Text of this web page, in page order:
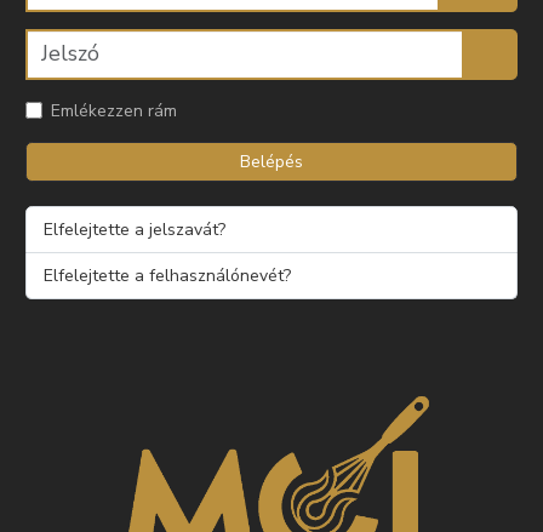
Emlékezzen rám
Belépés
Elfelejtette a jelszavát?
Elfelejtette a felhasználónevét?